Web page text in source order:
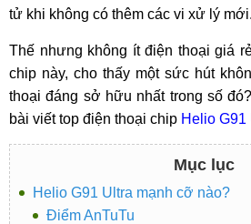
tử khi không có thêm các vi xử lý mới.
Thế nhưng không ít điện thoại giá
chip này, cho thấy một sức hút
thoại đáng sở hữu nhất trong số
bài viết top điện thoại chip Helio G91
Mục lục
Helio G91 Ultra mạnh cỡ nào?
Điểm AnTuTu